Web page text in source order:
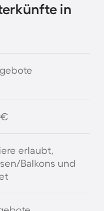
in
€
erlaubt,
Balkons und